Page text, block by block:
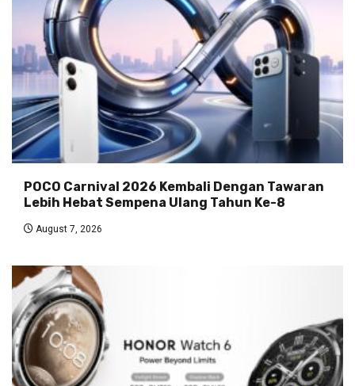
POCO Carnival 2026 Kembali Dengan Tawaran
Lebih Hebat Sempena Ulang Tahun Ke-8
August 7, 2026